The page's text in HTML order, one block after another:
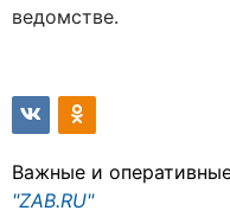
ведомстве.
Важные и
"ZAB.RU"